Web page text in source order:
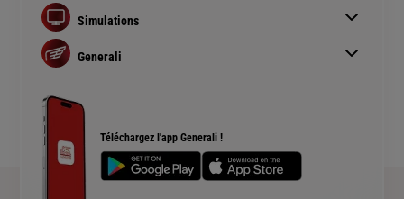
Téléchargez l'app Generali !
Assurance auto
Assurance habitation
Assurance prêt immobilier
Complémentaire santé senior
Simulations
Simulation assurance auto
Devis assurance habitation
Devis assurance chien ou chat
Generali
Rendements fonds euros Generali
Accessibilité sourds et malentendants
Plan du site